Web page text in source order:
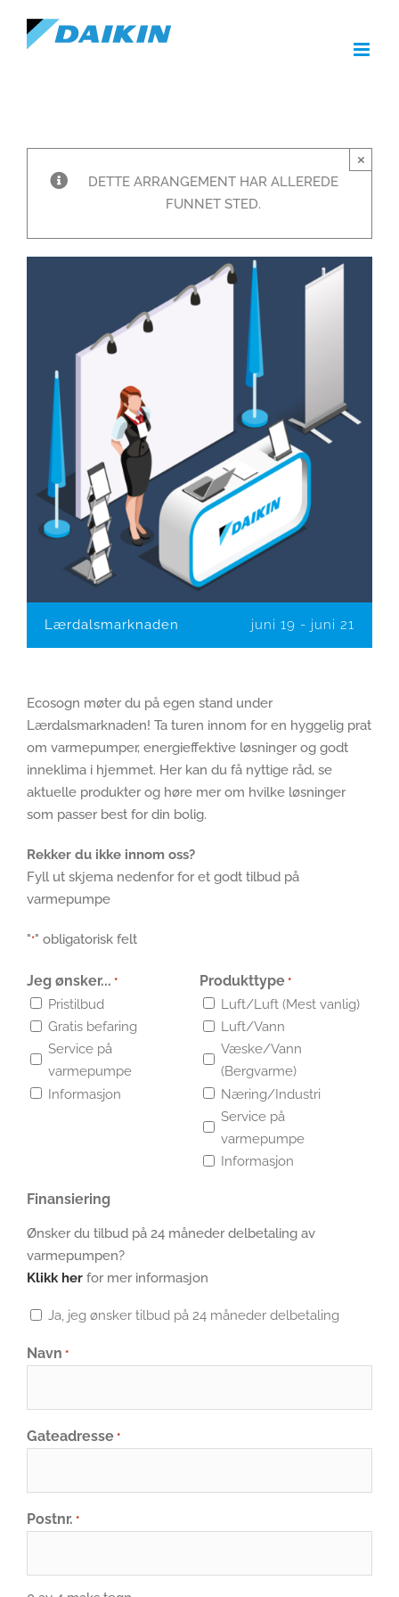
content
DETTE ARRANGEMENT HAR ALLEREDE
FUNNET STED.
×
Lærdalsmarknaden juni 19 - juni 21
Ecosogn møter du på egen stand under
Lærdalsmarknaden! Ta turen innom for en hyggelig prat
om varmepumper, energieffektive løsninger og godt
inneklima i hjemmet. Her kan du få nyttige råd, se
aktuelle produkter og høre mer om hvilke løsninger
som passer best for din bolig.
Rekker du ikke innom oss?
Fyll ut skjema nedenfor for et godt tilbud på
varmepumpe
"*" obligatorisk felt
Jeg ønsker... *
Pristilbud
Gratis befaring
Service på
varmepumpe
Informasjon
Produkttype *
Luft/Luft (Mest vanlig)
Luft/Vann
Væske/Vann
(Bergvarme)
Næring/Industri
Service på
varmepumpe
Informasjon
Finansiering
Ønsker du tilbud på 24 måneder delbetaling av
varmepumpen?
Klikk her for mer informasjon
Ja, jeg ønsker tilbud på 24 måneder delbetaling
Navn *
Gateadresse *
Postnr. *